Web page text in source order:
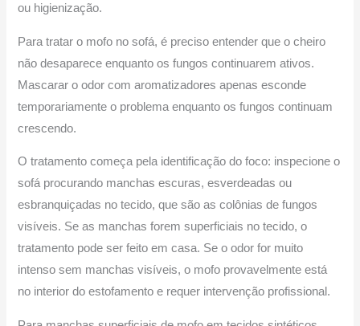
ou higienização.
Para tratar o mofo no sofá, é preciso entender que o cheiro
não desaparece enquanto os fungos continuarem ativos.
Mascarar o odor com aromatizadores apenas esconde
temporariamente o problema enquanto os fungos continuam
crescendo.
O tratamento começa pela identificação do foco: inspecione o
sofá procurando manchas escuras, esverdeadas ou
esbranquiçadas no tecido, que são as colônias de fungos
visíveis. Se as manchas forem superficiais no tecido, o
tratamento pode ser feito em casa. Se o odor for muito
intenso sem manchas visíveis, o mofo provavelmente está
no interior do estofamento e requer intervenção profissional.